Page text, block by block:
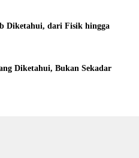
Diketahui, dari Fisik hingga
Diketahui, Bukan Sekadar